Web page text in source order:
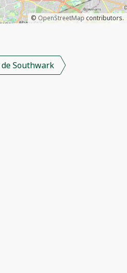
© OpenStreetMapcontributors.
Southwark